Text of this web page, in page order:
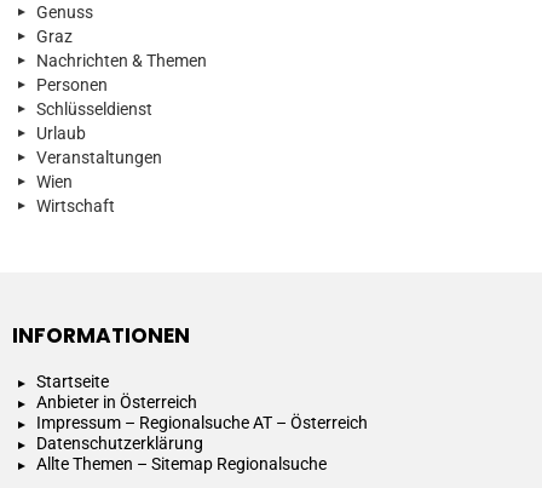
Genuss
Graz
Nachrichten & Themen
Personen
Schlüsseldienst
Urlaub
Veranstaltungen
Wien
Wirtschaft
INFORMATIONEN
Startseite
Anbieter in Österreich
Impressum – Regionalsuche AT – Österreich
Datenschutzerklärung
Allte Themen – Sitemap Regionalsuche